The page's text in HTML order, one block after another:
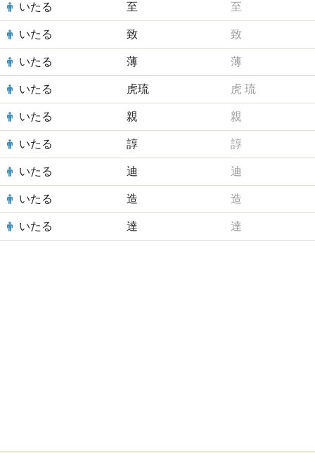
いたる 至 至
いたる 致 致
いたる 薄 薄
いたる 虎琉 虎 琉
いたる 親 親
いたる 諄 諄
いたる 迪 迪
いたる 造 造
いたる 達 達